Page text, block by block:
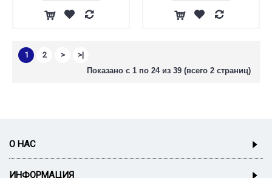
1 2 >
>|
Показано с 1 по 24 из 39 (всего 2 страниц)
О НАС
ИНФОРМАЦИЯ